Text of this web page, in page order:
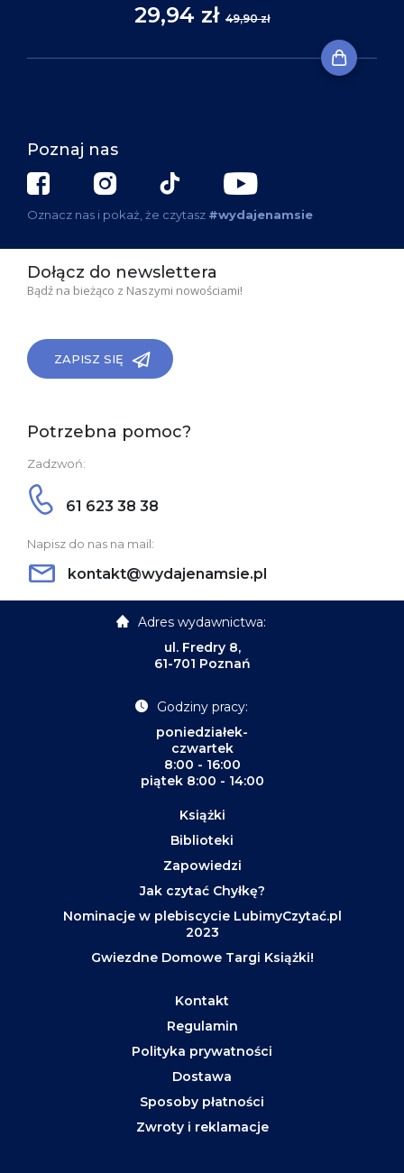
29,94 zł 49,90 zł
Poznaj nas
Oznacz nas i pokaż, że czytasz #wydajenamsie
Dołącz do newslettera
Bądź na bieżąco z Naszymi nowościami!
ZAPISZ SIĘ
Potrzebna pomoc?
Zadzwoń:
61 623 38 38
Napisz do nas na mail:
kontakt@wydajenamsie.pl
Adres wydawnictwa:
ul. Fredry 8,
61-701 Poznań
Godziny pracy:
poniedziałek-
czwartek
8:00 - 16:00
piątek 8:00 - 14:00
Książki
Biblioteki
Zapowiedzi
Jak czytać Chyłkę?
Nominacje w plebiscycie LubimyCzytać.pl
2023
Gwiezdne Domowe Targi Książki!
Kontakt
Regulamin
Polityka prywatności
Dostawa
Sposoby płatności
Zwroty i reklamacje